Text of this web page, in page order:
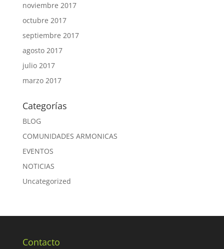
noviembre 2017
octubre 2017
septiembre 2017
agosto 2017
julio 2017
marzo 2017
Categorías
BLOG
COMUNIDADES ARMONICAS
EVENTOS
NOTICIAS
Uncategorized
Contacto